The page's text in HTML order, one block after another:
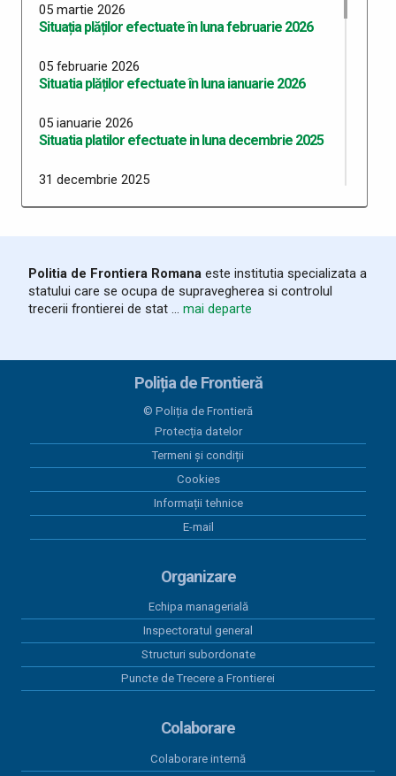
05 martie 2026
Situația plăților efectuate în luna februarie 2026
05 februarie 2026
Situatia plăților efectuate în luna ianuarie 2026
05 ianuarie 2026
Situatia platilor efectuate in luna decembrie 2025
31 decembrie 2025
09 octombrie 2025
Situatia platilor efectuate in luna septembrie 2025
Situatia platilor efectuate in luna iulie 2025
Situația plăților efectuate in luna iunie 2025
06 iunie 2025
Situația plăților efectuate in luna mai 2025
Politia de Frontiera Romana este institutia specializata a
statului care se ocupa de supravegherea si controlul
trecerii frontierei de stat ... mai departe
Poliția de Frontieră
© Poliția de Frontieră
Protecția datelor
Termeni și condiții
Cookies
Informații tehnice
E-mail
Organizare
Echipa managerială
Inspectoratul general
Structuri subordonate
Puncte de Trecere a Frontierei
Colaborare
Colaborare internă